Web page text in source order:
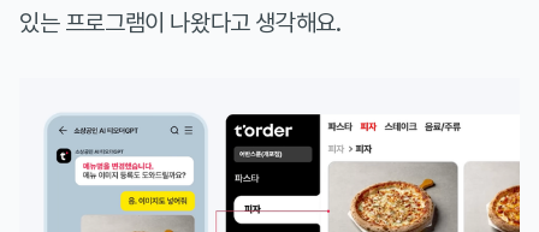
있는 프로그램이 나왔다고 생각해요.